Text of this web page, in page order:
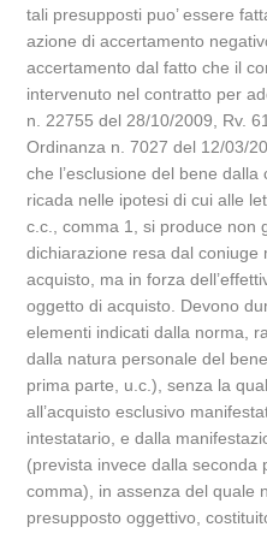
tali presupposti puo’ essere
azione di accertamento
accertamento dal fatto che il
intervenuto nel contratto per
n. 22755 del 28/10/2009, Rv.
Ordinanza n. 7027 del 12/03/
che l’esclusione del bene
ricada nelle ipotesi di cui alle
c.c., comma 1, si produce non
dichiarazione resa dal coniuge
acquisto, ma in forza
oggetto di acquisto. Devono
elementi indicati dalla norma,
dalla natura personale del
prima parte, u.c.), senza la
all’acquisto esclusivo
intestatario, e dalla
(prevista invece dalla seconda
comma), in assenza del quale
presupposto oggettivo,